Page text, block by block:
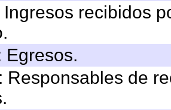
Ingresos recibidos
Egresos.
Responsables de